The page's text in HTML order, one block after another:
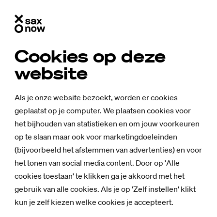
Cookies op deze
website
Als je onze website bezoekt, worden er cookies
geplaatst op je computer. We plaatsen cookies voor
het bijhouden van statistieken en om jouw voorkeuren
op te slaan maar ook voor marketingdoeleinden
(bijvoorbeeld het afstemmen van advertenties) en voor
het tonen van social media content. Door op 'Alle
cookies toestaan' te klikken ga je akkoord met het
gebruik van alle cookies. Als je op 'Zelf instellen' klikt
kun je zelf kiezen welke cookies je accepteert.